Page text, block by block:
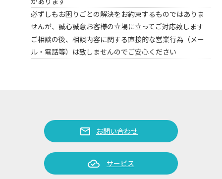
必ずしもお困りごとの解決をお約束するものではありま
せんが、誠心誠意お客様の立場に立ってご対応致します
ご相談の後、相談内容に関する直接的な営業行為（メー
ル・電話等）は致しませんのでご安心ください
mail お問い合わせ
cloud_done サービス